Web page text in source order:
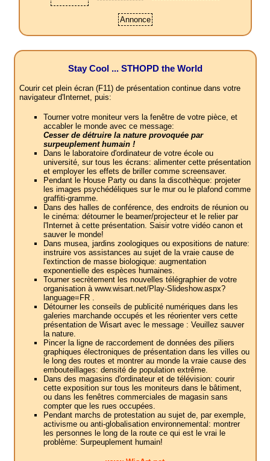
Annonce
Stay Cool ... STHOPD the World
Courir cet plein écran (F11) de présentation continue dans votre
navigateur d'Internet, puis:
Tourner votre moniteur vers la fenêtre de votre pièce, et
accabler le monde avec ce message:
Cesser de détruire la nature provoquée par
surpeuplement humain !
Dans le laboratoire d'ordinateur de votre école ou
université, sur tous les écrans: alimenter cette présentation
et employer les effets de briller comme screensaver.
Pendant le House Party ou dans la discothèque: projeter
les images psychédéliques sur le mur ou le plafond comme
graffiti-gramme.
Dans des halles de conférence, des endroits de réunion ou
le cinéma: détourner le beamer/projecteur et le relier par
l'Internet à cette présentation. Saisir votre vidéo canon et
sauver le monde!
Dans musea, jardins zoologiques ou expositions de nature:
instruire vos assistances au sujet de la vraie cause de
l'extinction de masse biologique: augmentation
exponentielle des espèces humaines.
Tourner secrètement les nouvelles télégraphier de votre
organisation à www.wisart.net/Play-Slideshow.aspx?
language=FR .
Détourner les conseils de publicité numériques dans les
galeries marchande occupés et les réorienter vers cette
présentation de Wisart avec le message : Veuillez sauver
la nature.
Pincer la ligne de raccordement de données des piliers
graphiques électroniques de présentation dans les villes ou
le long des routes et montrer au monde la vraie cause des
embouteillages: densité de population extrême.
Dans des magasins d'ordinateur et de télévision: courir
cette exposition sur tous les moniteurs dans le bâtiment,
ou dans les fenêtres commerciales de magasin sans
compter que les rues occupées.
Pendant marchs de protestation au sujet de, par exemple,
activisme ou anti-globalisation environnemental: montrer
les personnes le long de la route ce qui est le vrai le
problème: Surpeuplement humain!